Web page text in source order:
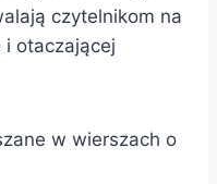
czytelnikom na
i otaczającej
w wierszach o